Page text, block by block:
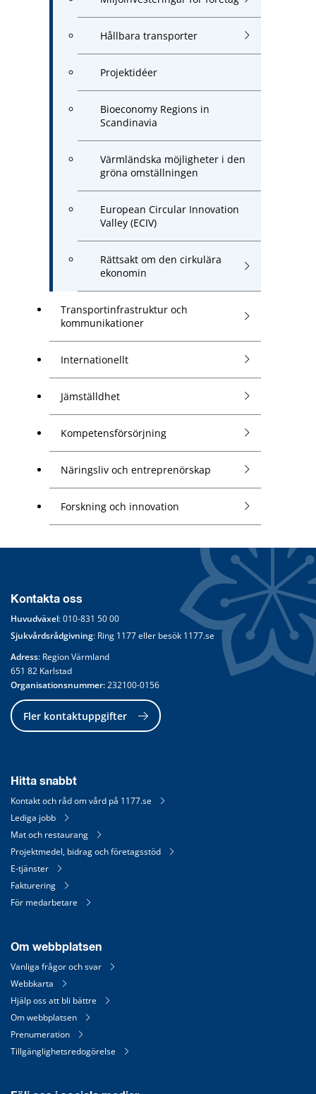
Hållbara transporter
Projektidéer
Bioeconomy Regions in
Scandinavia
Värmländska möjligheter i den
gröna omställningen
European Circular Innovation
Valley (ECIV)
Rättsakt om den cirkulära
ekonomin
Transportinfrastruktur och
kommunikationer
Internationellt
Jämställdhet
Kompetensförsörjning
Näringsliv och entreprenörskap
Forskning och innovation
Kontakta oss
Huvudväxel: 010-831 50 00
Sjukvårdsrådgivning: Ring 1177 eller besök 1177.se
Adress: Region Värmland
651 82 Karlstad
Organisationsnummer: 232100-0156
Fler kontaktuppgifter
Hitta snabbt
Kontakt och råd om vård på 1177.se
Lediga jobb
Mat och restaurang
Projektmedel, bidrag och företagsstöd
E-tjänster
Fakturering
För medarbetare
Om webbplatsen
Vanliga frågor och svar
Webbkarta
Hjälp oss att bli bättre
Om webbplatsen
Prenumeration
Tillgänglighetsredogörelse